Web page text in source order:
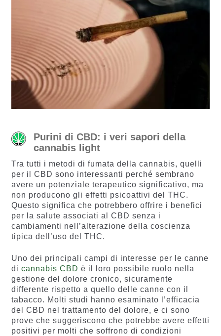
Purini di CBD: i veri sapori della
cannabis light
Tra tutti i metodi di fumata della cannabis, quelli
per il CBD sono interessanti perché sembrano
avere un potenziale terapeutico significativo, ma
non producono gli effetti psicoattivi del THC.
Questo significa che potrebbero offrire i benefici
per la salute associati al CBD senza i
cambiamenti nell’alterazione della coscienza
tipica dell’uso del THC.
Uno dei principali campi di interesse per le canne
di cannabis CBD è il loro possibile ruolo nella
gestione del dolore cronico, sicuramente
differente rispetto a quello delle canne con il
tabacco. Molti studi hanno esaminato l’efficacia
del CBD nel trattamento del dolore, e ci sono
prove che suggeriscono che potrebbe avere effetti
positivi per molti che soffrono di condizioni